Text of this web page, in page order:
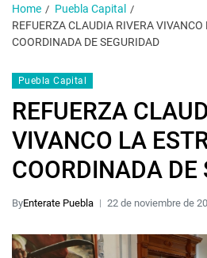
Home
Puebla Capital
REFUERZA CLAUDIA RIVERA VIVANCO
COORDINADA DE SEGURIDAD
Puebla Capital
REFUERZA
VIVANCO LA
COORDINADA DE
ByEnterate Puebla 22 de noviembre de